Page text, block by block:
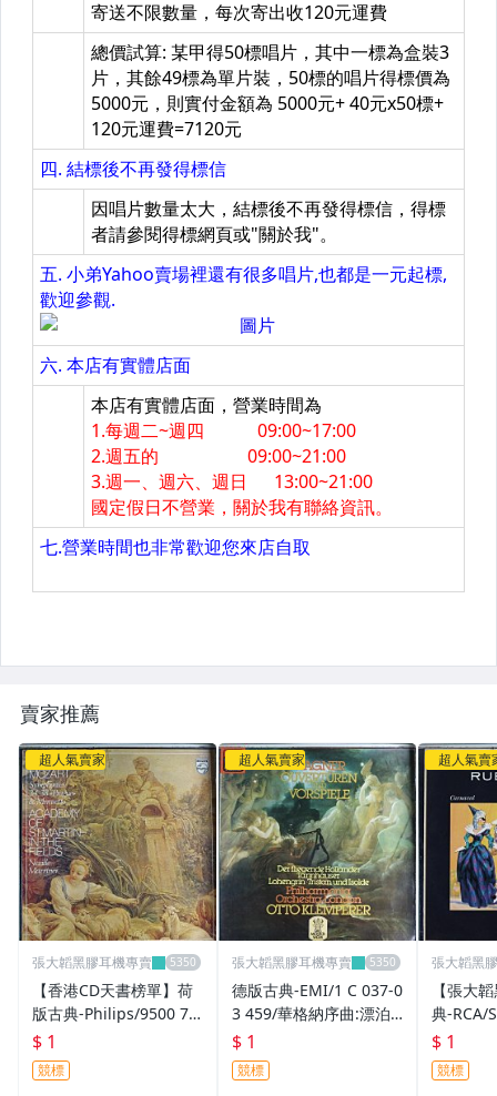
賣家推薦
超人氣賣家
張大韜黑膠耳機專賣
【香港CD天書榜單】荷
版古典-Philips/9500 79
1/莫札特:34號&38號
「布拉格」交響曲,小步
舞曲/馬利
$ 1
競標
超人氣賣家
張大韜黑膠耳機專賣
德版古典-EMI/1 C 037-0
3 459/華格納序曲:漂泊
的荷蘭人,唐懷瑟,羅恩格
林第1&3幕前奏曲,崔斯
坦與伊
$ 1
競標
超人氣賣
張大韜黑
【張大
典-RCA/
狂歡節,
賓斯坦,
$ 1
競標